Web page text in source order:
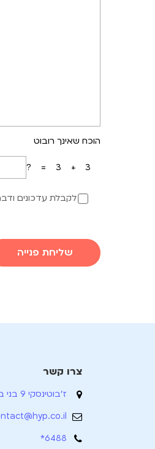
הוכח שאינך רובוט
3+3=?
לקבלת עדכונים
שליחת פנייה
צרו קשר
ז'בוטינסקי 9 בני ברק
6488*